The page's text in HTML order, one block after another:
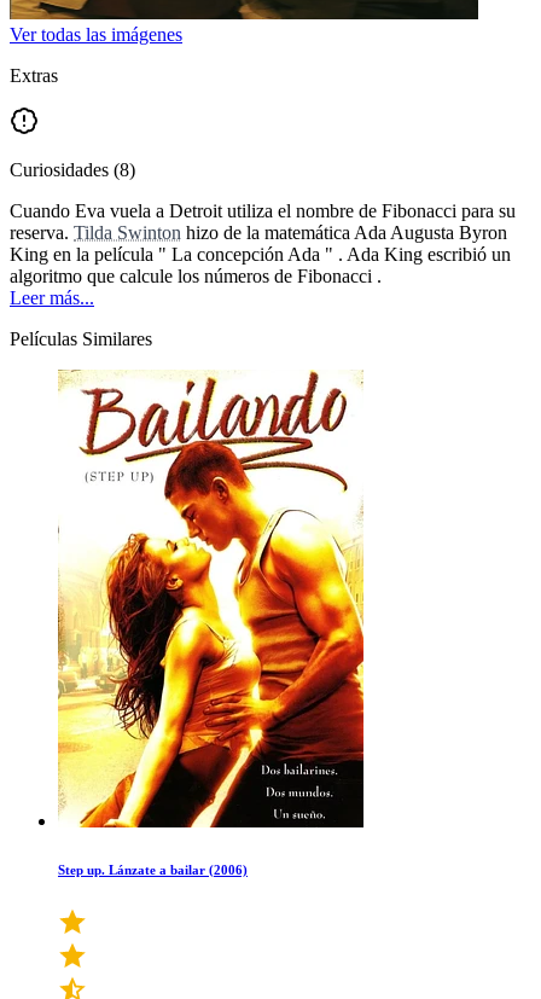
Ver todas las imágenes
Extras
Curiosidades (8)
Cuando Eva vuela a Detroit utiliza el nombre de Fibonacci para su
reserva. Tilda Swinton hizo de la matemática Ada Augusta Byron
King en la película " La concepción Ada " . Ada King escribió un
algoritmo que calcule los números de Fibonacci .
Leer más...
Películas Similares
Step up. Lánzate a bailar (2006)